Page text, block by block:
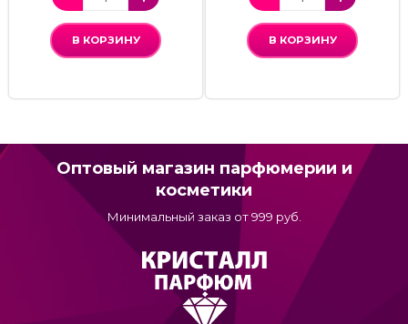
В КОРЗИНУ В КОРЗИНУ
Оптовый магазин парфюмерии и
косметики
Минимальный заказ от 999 руб.